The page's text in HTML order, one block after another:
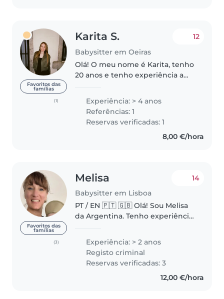
Favoritos das
famílias
(1)
Karita S.
Babysitter em Oeiras
12
Olá! O meu nome é Karita, tenho
20 anos e tenho experiência a
13 anos e trabalhava numa
creche na Irlanda como
responsável..
Experiência: > 4 anos
Referências: 1
Reservas verificadas: 1
8,00 €/hora
Favoritos das
famílias
(3)
Melisa
Babysitter em Lisboa
14
PT / EN 🇵🇹 🇬🇧 Olá! Sou Melisa
da Argentina. Tenho experiência
conexão natural com elas; adoro
acompanhá-las em seu mundo
criativo e de descobertas,
Experiência: > 2 anos
Registo criminal
Reservas verificadas: 3
12,00 €/hora